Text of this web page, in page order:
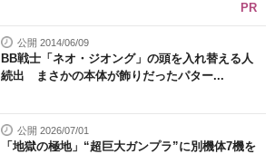
PR
公開 2014/06/09
BB戦士「ネオ・ジオング」の頭を入れ替える人
続出 まさかの本体が飾りだったパター...
公開 2026/07/01
「地獄の極地」“超巨大ガンプラ”に別機体7機を